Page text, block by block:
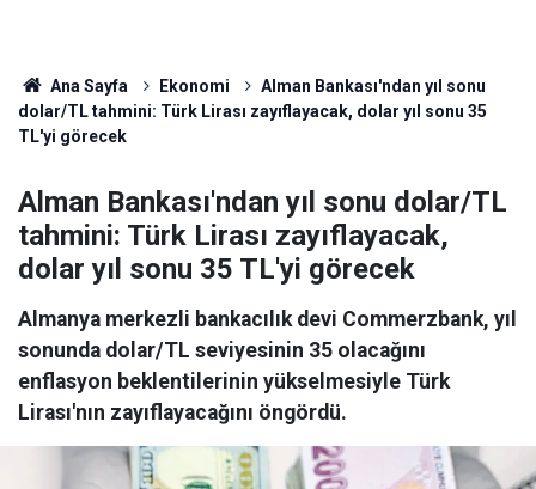
Ana Sayfa Ekonomi
Alman Bankası'ndan yıl sonu
dolar/TL tahmini: Türk Lirası zayıflayacak, dolar yıl sonu 35
TL'yi görecek
Alman Bankası'ndan yıl sonu dolar/TL
tahmini: Türk Lirası zayıflayacak,
dolar yıl sonu 35 TL'yi görecek
Almanya merkezli bankacılık devi Commerzbank, yıl
sonunda dolar/TL seviyesinin 35 olacağını
enflasyon beklentilerinin yükselmesiyle Türk
Lirası'nın zayıflayacağını öngördü.